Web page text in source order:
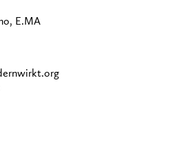
E.MA